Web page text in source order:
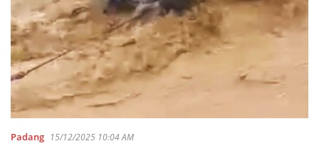
Padang 15/12/2025 10:04 AM